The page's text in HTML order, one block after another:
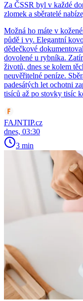
Za ČSSR byl v každé
zlomek a sběratelé
Možná ho máte v
půdě i vy. Elegantní
dědečkové
dovolené u rybníka.
životů, dnes se kolem
neuvěřitelné peníze.
padesátých let ochotni
tisíců až po stovky tisíc
FAJNTIP.cz
dnes, 03:30
3 min